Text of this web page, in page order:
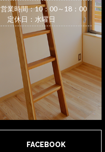
営業時間：10：00～18：00
定休日：水曜日
FACEBOOK